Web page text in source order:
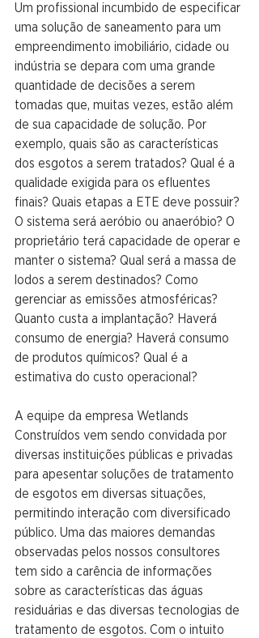
Um profissional incumbido de especificar
uma solução de saneamento para um
empreendimento imobiliário, cidade ou
indústria se depara com uma grande
quantidade de decisões a serem
tomadas que, muitas vezes, estão além
de sua capacidade de solução. Por
exemplo, quais são as características
dos esgotos a serem tratados? Qual é a
qualidade exigida para os efluentes
finais? Quais etapas a ETE deve possuir?
O sistema será aeróbio ou anaeróbio? O
proprietário terá capacidade de operar e
manter o sistema? Qual será a massa de
lodos a serem destinados? Como
gerenciar as emissões atmosféricas?
Quanto custa a implantação? Haverá
consumo de energia? Haverá consumo
de produtos químicos? Qual é a
estimativa do custo operacional?
A equipe da empresa Wetlands
Construídos vem sendo convidada por
diversas instituições públicas e privadas
para apesentar soluções de tratamento
de esgotos em diversas situações,
permitindo interação com diversificado
público. Uma das maiores demandas
observadas pelos nossos consultores
tem sido a carência de informações
sobre as características das águas
residuárias e das diversas tecnologias de
tratamento de esgotos. Com o intuito